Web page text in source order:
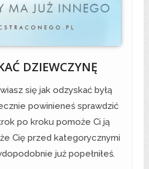
DZIEWCZYNĘ
się jak odzyskać byłą
powinieneś sprawdzić
po kroku pomoże Ci ją
Cię przed kategorycznymi
już popełniłeś.